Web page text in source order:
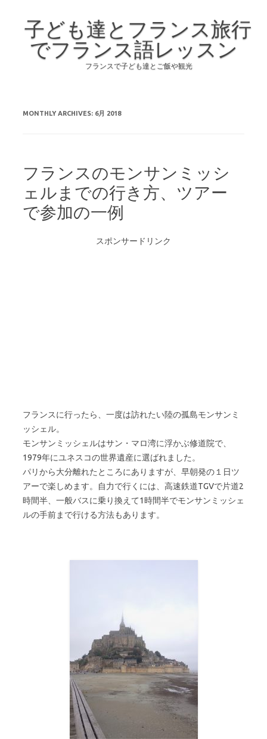
子ども達とフランス旅行
でフランス語レッスン
フランスで子ども達とご飯や観光
MONTHLY ARCHIVES: 6月 2018
フランスのモンサンミッシ
ェルまでの行き方、ツアー
で参加の一例
スポンサードリンク
フランスに行ったら、一度は訪れたい陸の孤島モンサンミ
ッシェル。
モンサンミッシェルはサン・マロ湾に浮かぶ修道院で、
1979年にユネスコの世界遺産に選ばれました。
パリから大分離れたところにありますが、早朝発の１日ツ
アーで楽しめます。自力で行くには、高速鉄道TGVで片道2
時間半、一般バスに乗り換えて1時間半でモンサンミッシェ
ルの手前まで行ける方法もあります。